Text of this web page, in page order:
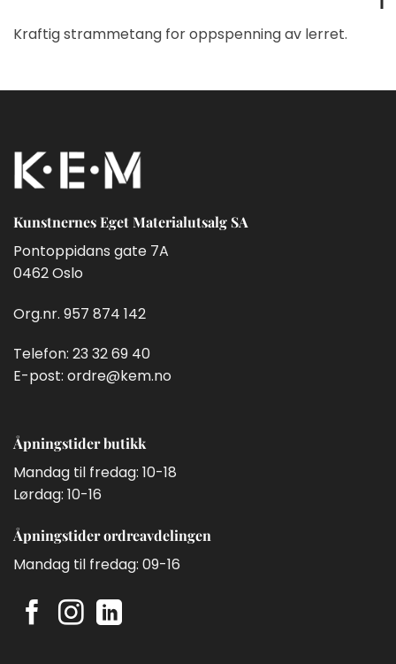
Kraftig strammetang for oppspenning av lerret.
Kunstnernes Eget Materialutsalg SA
Pontoppidans gate 7A
0462 Oslo
Org.nr. 957 874 142
Telefon: 23 32 69 40
E-post: ordre@kem.no
Åpningstider butikk
Mandag til fredag: 10-18
Lørdag: 10-16
Åpningstider ordreavdelingen
Mandag til fredag: 09-16